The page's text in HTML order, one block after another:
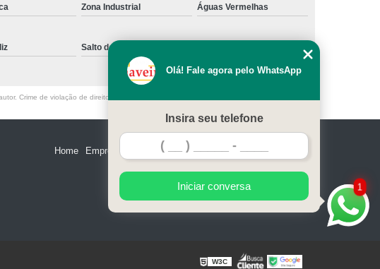
Miolo Fechadura Manutenção
Porta de Vidro
Miolo para Fechadura
Fechadura com Segredo Numérico
Fechadura de Segredo
Fechadura Segredo Porta
Troca de Segredo de Fechadura
Zona Industrial Águas Vermelhas
Salto de Pirapora
Crime de violação de direito autoral – artigo 184 do Código Penal –
Home Empresa Serviços Contato Mapa do site
1
Olá! Fale agora pelo WhatsApp
Insira seu telefone
Iniciar conversa
W3C